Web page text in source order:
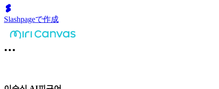
Slashpageで作成